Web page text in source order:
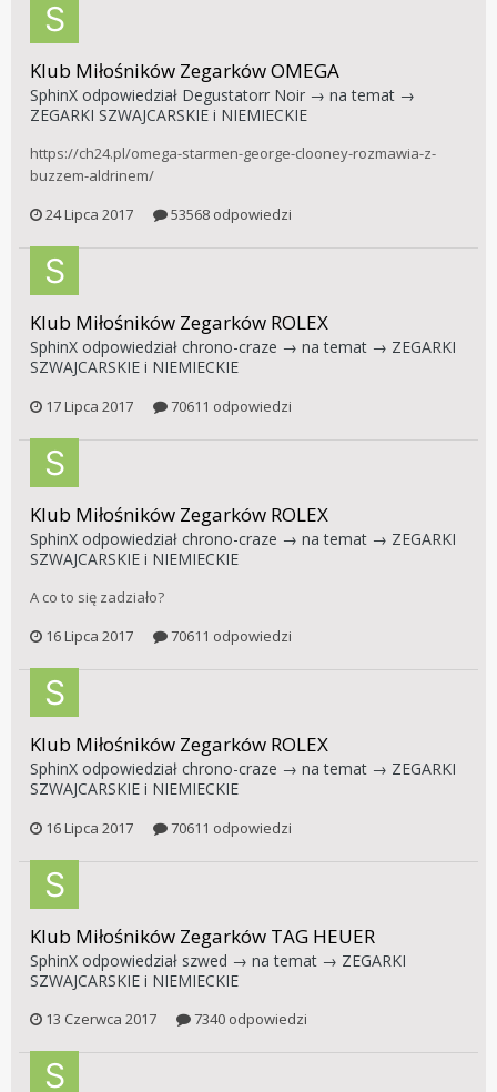
Klub Miłośników Zegarków OMEGA
SphinX odpowiedział Degustatorr Noir → na temat →
ZEGARKI SZWAJCARSKIE i NIEMIECKIE
https://ch24.pl/omega-starmen-george-clooney-rozmawia-z-
buzzem-aldrinem/
24 Lipca 2017
53568 odpowiedzi
Klub Miłośników Zegarków ROLEX
SphinX odpowiedział chrono-craze → na temat → ZEGARKI
SZWAJCARSKIE i NIEMIECKIE
17 Lipca 2017 70611 odpowiedzi
Klub Miłośników Zegarków ROLEX
SphinX odpowiedział chrono-craze → na temat → ZEGARKI
SZWAJCARSKIE i NIEMIECKIE
A co to się zadziało?
16 Lipca 2017
70611 odpowiedzi
Klub Miłośników Zegarków ROLEX
SphinX odpowiedział chrono-craze → na temat → ZEGARKI
SZWAJCARSKIE i NIEMIECKIE
16 Lipca 2017 70611 odpowiedzi
Klub Miłośników Zegarków TAG HEUER
SphinX odpowiedział szwed → na temat → ZEGARKI
SZWAJCARSKIE i NIEMIECKIE
13 Czerwca 2017 7340 odpowiedzi